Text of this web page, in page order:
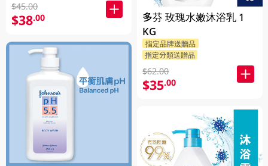
$45.00
$38.00
多芬 玫瑰水嫩沐浴乳 1
KG
指定品牌送贈品
指定分類送贈品
$62.00
$35.00